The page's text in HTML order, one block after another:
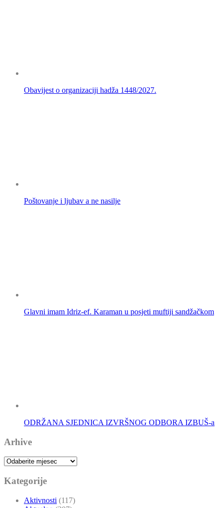
Obavijest o organizaciji hadža 1448/2027.
Poštovanje i ljubav a ne nasilje
Glavni imam Idriz-ef. Karaman u posjeti muftiji sandžačkom
ODRŽANA SJEDNICA IZVRŠNOG ODBORA IZBUŠ-a
Arhive
Arhive
Kategorije
Aktivnosti (117)